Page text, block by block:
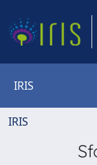
IRIS
IRIS